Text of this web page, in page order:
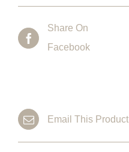
Share On
Facebook
Email This Product